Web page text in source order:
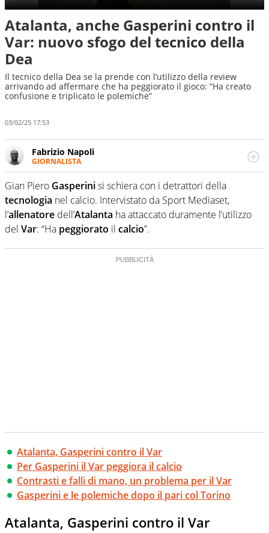
Atalanta, anche Gasperini contro il
Var: nuovo sfogo del tecnico della
Dea
Il tecnico della Dea se la prende con l’utilizzo della review
arrivando ad affermare che ha peggiorato il gioco: “Ha creato
confusione e triplicato le polemiche”
03/02/25 17:53
Fabrizio Napoli
GIORNALISTA
Giornalista professionista, per Virgilio Sport segue anche
il calcio ma è con la pallanuoto che esalta competenze e
passioni. Cura la comunicazione di HaBaWaBa, il più
grande festival di waterpolo per bambini al mondo
Gian Piero Gasperinisi schiera con i detrattori della
tecnologia nel calcio. Intervistato da Sport Mediaset,
l’allenatore dell’Atalanta ha attaccato duramente l’utilizzo
del Var: “Ha peggiorato il calcio”.
Atalanta, Gasperini contro il Var
Per Gasperini il Var peggiora il calcio
Contrasti e falli di mano, un problema per il Var
Gasperini e le polemiche dopo il pari col Torino
Atalanta, Gasperini contro il Var